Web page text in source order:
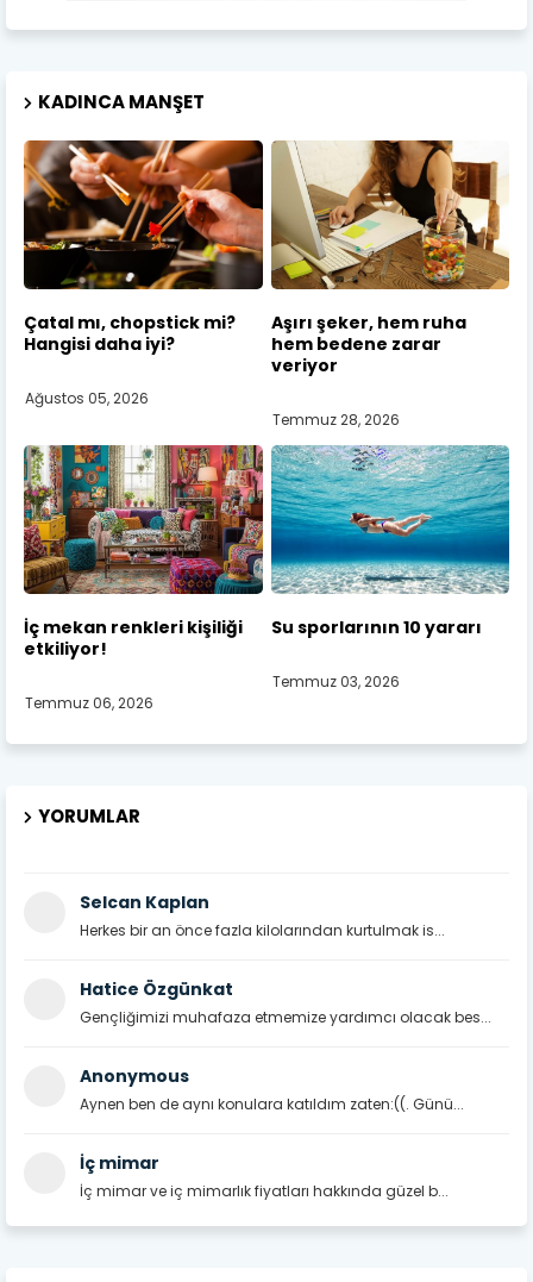
KADINCA MANŞET
Çatal mı, chopstick mi?
Hangisi daha iyi?
Ağustos 05, 2026
Aşırı şeker, hem ruha
hem bedene zarar
veriyor
Temmuz 28, 2026
İç mekan renkleri kişiliği
etkiliyor!
Temmuz 06, 2026
Su sporlarının 10 yararı
Temmuz 03, 2026
YORUMLAR
Selcan Kaplan
Herkes bir an önce fazla kilolarından kurtulmak is...
Hatice Özgünkat
Gençliğimizi muhafaza etmemize yardımcı olacak bes...
Anonymous
Aynen ben de aynı konulara katıldım zaten:((. Günü...
İç mimar
İç mimar ve iç mimarlık fiyatları hakkında güzel b...